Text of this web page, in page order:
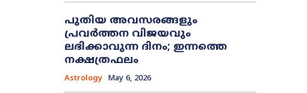
പുതിയ അവസരങ്ങളും
പ്രവർത്തന വിജയവും
ലഭിക്കാവുന്ന ദിനം; ഇന്നത്തെ
നക്ഷത്രഫലം
Astrology May 6, 2026